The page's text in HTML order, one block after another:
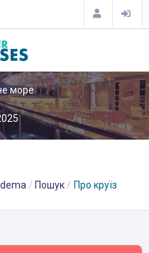
море
Пошук Про круїз